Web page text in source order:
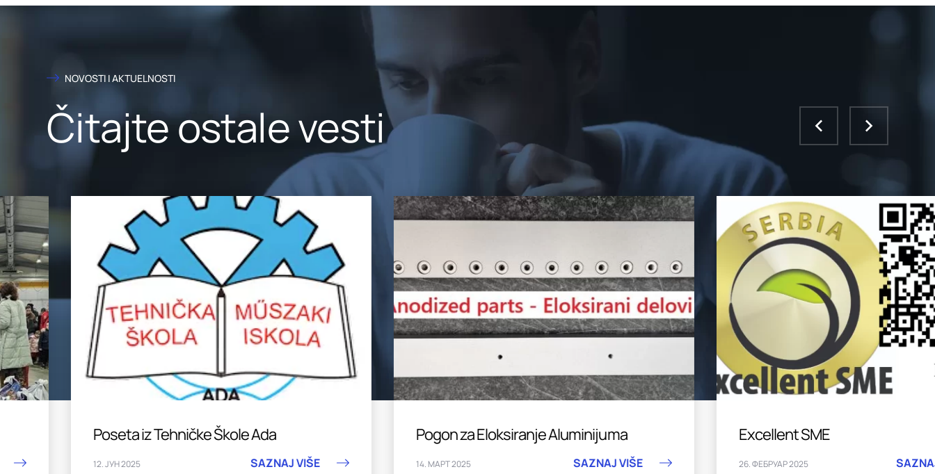
NOVOSTI I AKTUELNOSTI
Čitajte ostale vesti
Poseta iz Tehničke Škole Ada
12. ЈУН 2025 SAZNAJ VIŠE
Pogon za Eloksiranje Aluminijuma
14. МАРТ 2025 SAZNAJ VIŠE
Excellent SME
26. ФЕБРУАР 2025 SAZNAJ